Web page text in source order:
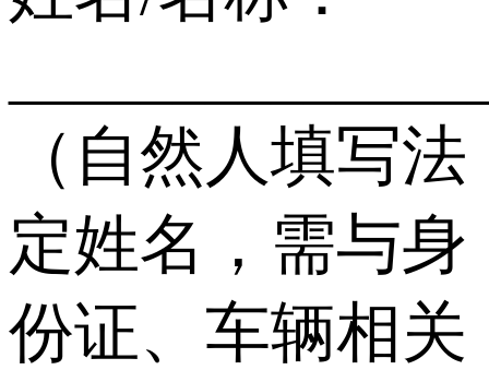
（自然人填写法
定姓名，需与身
份证、车辆相关